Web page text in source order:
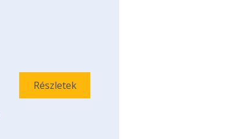
Részletek